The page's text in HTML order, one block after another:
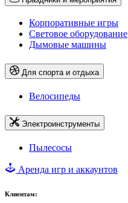
Корпоративные игры
Световое оборудование
Дымовые машины
Для спорта и отдыха
Велосипеды
Электроинструменты
Пылесосы
Аренда игр и аккаунтов
Клиентам: